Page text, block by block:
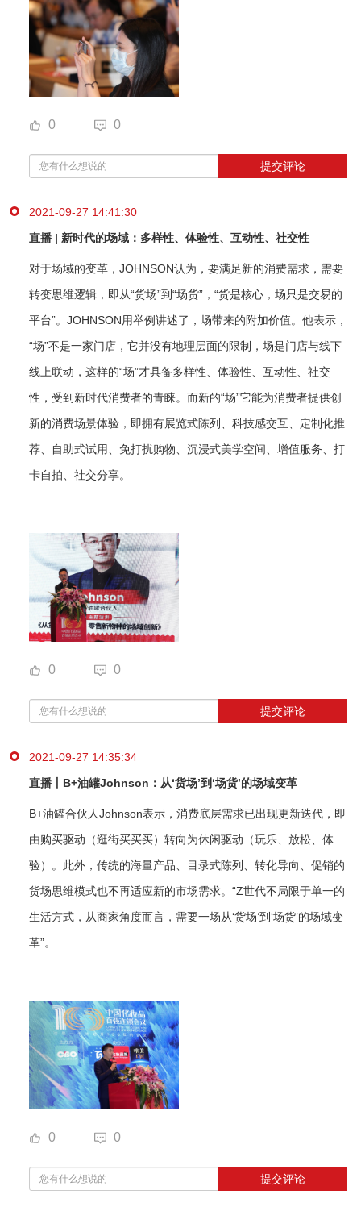
0 0
提交评论
2021-09-27 14:41:30
直播 | 新时代的场域：多样性、体验性、互动性、社交性
对于场域的变革，JOHNSON认为，要满足新的消费需求，需要
转变思维逻辑，即从“货场”到“场货”，“货是核心，场只是交易的
平台”。JOHNSON用举例讲述了，场带来的附加价值。他表示，
“场”不是一家门店，它并没有地理层面的限制，场是门店与线下
线上联动，这样的“场”才具备多样性、体验性、互动性、社交
性，受到新时代消费者的青睐。而新的“场”它能为消费者提供创
新的消费场景体验，即拥有展览式陈列、科技感交互、定制化推
荐、自助式试用、免打扰购物、沉浸式美学空间、增值服务、打
卡自拍、社交分享。
0 0
提交评论
2021-09-27 14:35:34
直播丨B+油罐Johnson：从‘货场’到‘场货’的场域变革
B+油罐合伙人Johnson表示，消费底层需求已出现更新迭代，即
由购买驱动（逛街买买买）转向为休闲驱动（玩乐、放松、体
验）。此外，传统的海量产品、目录式陈列、转化导向、促销的
货场思维模式也不再适应新的市场需求。“Z世代不局限于单一的
生活方式，从商家角度而言，需要一场从‘货场’到‘场货’的场域变
革”。
0 0
提交评论